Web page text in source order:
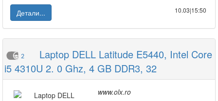
Детали...
10.03|15:50
2
Laptop DELL Latitude E5440, Intel Core
i5 4310U 2. 0 Ghz, 4 GB DDR3, 32
www.olx.ro